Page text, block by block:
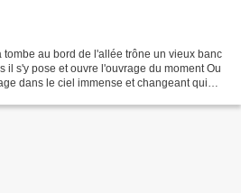
au bord de l'allée trône un vieux banc
il s'y pose et ouvre l'ouvrage du moment Ou
dans le ciel immense et changeant qui